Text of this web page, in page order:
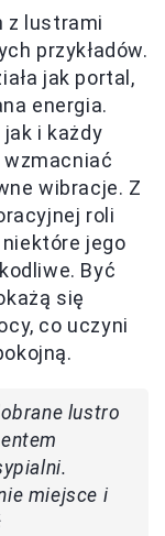
z lustrami
przykładów.
jak portal,
energia.
i każdy
wibracje. Z
roli
jego
Być
się
co uczyni
lustro
miejsce i